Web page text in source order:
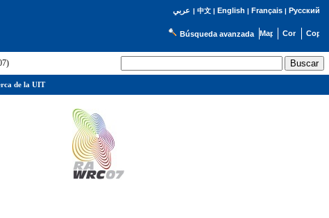
عربي | 中文| English | Français| Русский
Búsqueda avanzada
de la UIT